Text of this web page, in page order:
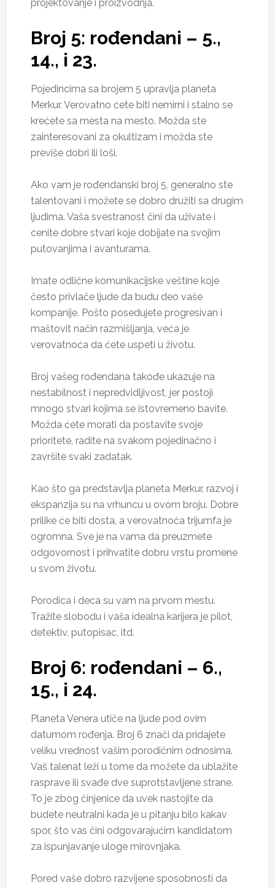
projektovanje i proizvodnja.
Broj 5: rođendani – 5.,
14., i 23.
Pojedincima sa brojem 5 upravlja planeta
Merkur. Verovatno ćete biti nemirni i stalno se
krećete sa mesta na mesto. Možda ste
zainteresovani za okultizam i možda ste
previše dobri ili loši.
Ako vam je rođendanski broj 5, generalno ste
talentovani i možete se dobro družiti sa drugim
ljudima. Vaša svestranost čini da uživate i
cenite dobre stvari koje dobijate na svojim
putovanjima i avanturama.
Imate odlične komunikacijske veštine koje
često privlače ljude da budu deo vaše
kompanije. Pošto posedujete progresivan i
maštovit način razmišljanja, veća je
verovatnoća da ćete uspeti u životu.
Broj vašeg rođendana takođe ukazuje na
nestabilnost i nepredvidljivost, jer postoji
mnogo stvari kojima se istovremeno bavite.
Možda ćete morati da postavite svoje
prioritete, radite na svakom pojedinačno i
završite svaki zadatak.
Kao što ga predstavlja planeta Merkur, razvoj i
ekspanzija su na vrhuncu u ovom broju. Dobre
prilike će biti dosta, a verovatnoća trijumfa je
ogromna. Sve je na vama da preuzmete
odgovornost i prihvatite dobru vrstu promene
u svom životu.
Porodica i deca su vam na prvom mestu.
Tražite slobodu i vaša idealna karijera je pilot,
detektiv, putopisac, itd.
Broj 6: rođendani – 6.,
15., i 24.
Planeta Venera utiče na ljude pod ovim
datumom rođenja. Broj 6 znači da pridajete
veliku vrednost vašim porodičnim odnosima.
Vaš talenat leži u tome da možete da ublažite
rasprave ili svađe dve suprotstavljene strane.
To je zbog činjenice da uvek nastojite da
budete neutralni kada je u pitanju bilo kakav
spor, što vas čini odgovarajućim kandidatom
za ispunjavanje uloge mirovnjaka.
Pored vaše dobro razvijene sposobnosti da